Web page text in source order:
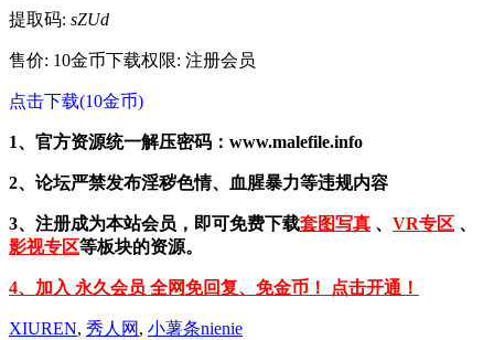
提取码: sZUd
售价: 10金币下载权限: 注册会员
点击下载(10金币)
1、官方资源统一解压密码：www.malefile.info
2、论坛严禁发布淫秽色情、血腥暴力等违规内容
3、注册成为本站会员，即可免费下载套图写真 、 VR专区 、
影视专区等板块的资源。
4、加入 永久会员 全网免回复、免金币！ 点击开通！
XIUREN, 秀人网 , 小薯条nienie